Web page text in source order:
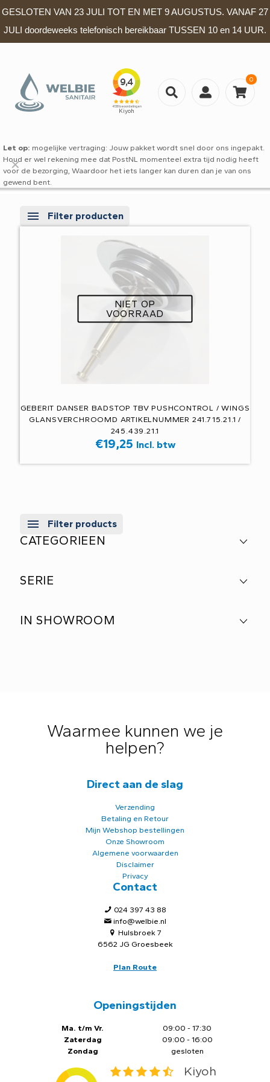
GESLOTEN VAN 23 JULI TOT EN MET 9 AUGUSTUS. VANAF 27
JULI doordeweeks telefonisch bereikbaar TUSSEN 10 en 14 UUR.
0
Let op: mogelijke vertraging: Jouw pakket wordt snel door ons ingepakt.
Houd er wel rekening mee dat PostNL momenteel extra tijd nodig heeft
voor de bezorging, Waardoor het iets langer kan duren dan je van ons
gewend bent.
✕
Filter producten
NIET OP
VOORRAAD
GEBERIT DANSER BADSTOP TBV PUSHCONTROL / WINGS
GLANSVERCHROOMD ARTIKELNUMMER 241.715.21.1 /
245.439.21.1
€19,25 Incl. btw
Filter products
CATEGORIEEN
SERIE
IN SHOWROOM
Waarmee kunnen we je
helpen?
Direct aan de slag
Verzending
Betaling en Retour
Mijn Webshop bestellingen
Onze Showroom
Algemene voorwaarden
Disclaimer
Privacy
Contact
024 397 43 88
info@welbie.nl
Hulsbroek 7
6562 JG Groesbeek
Plan Route
Openingstijden
Ma. t/m Vr.
Zaterdag
Zondag
09:00 - 17:30
09:00 - 16:00
gesloten